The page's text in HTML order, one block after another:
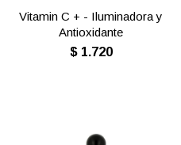
Vitamin C + - Iluminadora y
Antioxidante
$ 1.720